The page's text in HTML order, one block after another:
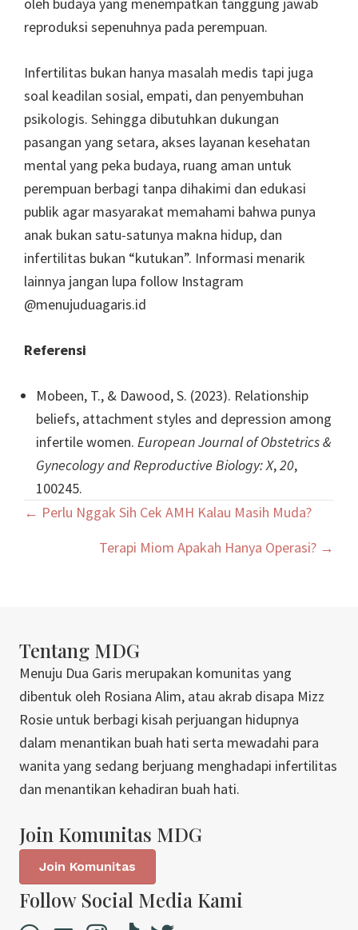
reproduksi sepenuhnya pada perempuan.
Infertilitas bukan hanya masalah medis tapi juga
soal keadilan sosial, empati, dan penyembuhan
psikologis. Sehingga dibutuhkan dukungan
pasangan yang setara, akses layanan kesehatan
mental yang peka budaya, ruang aman untuk
perempuan berbagi tanpa dihakimi dan edukasi
publik agar masyarakat memahami bahwa punya
anak bukan satu-satunya makna hidup, dan
infertilitas bukan “kutukan”. Informasi menarik
lainnya jangan lupa follow Instagram
@menujuduagaris.id
Referensi
Mobeen, T., & Dawood, S. (2023). Relationship
beliefs, attachment styles and depression among
infertile women. European Journal of Obstetrics &
Gynecology and Reproductive Biology: X,20,
100245.
Posts
navigation
← Perlu Nggak Sih Cek AMH Kalau Masih Muda?
Terapi Miom Apakah Hanya Operasi? →
Tentang MDG
Menuju Dua Garis merupakan komunitas yang
dibentuk oleh Rosiana Alim, atau akrab disapa Mizz
Rosie untuk berbagi kisah perjuangan hidupnya
dalam menantikan buah hati serta mewadahi para
wanita yang sedang berjuang menghadapi infertilitas
dan menantikan kehadiran buah hati.
Join Komunitas MDG
Join Komunitas
Follow Social Media Kami